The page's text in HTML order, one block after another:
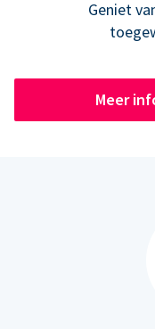
Geniet
Meer